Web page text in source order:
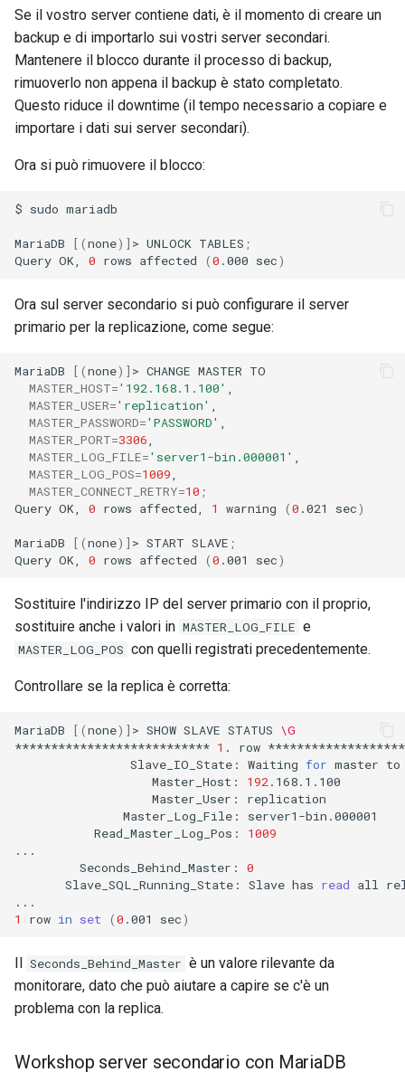
Se il vostro server contiene dati, è il momento di creare un
backup e di importarlo sui vostri server secondari.
Mantenere il blocco durante il processo di backup,
rimuoverlo non appena il backup è stato completato.
Questo riduce il downtime (il tempo necessario a copiare e
importare i dati sui server secondari).
Ora si può rimuovere il blocco:
$ sudo mariadb
MariaDB [(none)] > UNLOCK TABLES ;
Query OK, 0 rows affected (0 .000 sec)
Ora sul server secondario si può configurare il server
primario per la replicazione, come segue:
MariaDB [(none)] > CHANGE MASTER
MASTER_HOST='192.168.1.100'
MASTER_USER='replication'
MASTER_PASSWORD='PASSWORD'
MASTER_PORT=3306
MASTER_LOG_FILE='server1-bin.000001'
MASTER_LOG_POS=1009
MASTER_CONNECT_RETRY=10 ;
Query OK, 0 rows affected, 1 warning (0 .021 sec)
MariaDB [(none)] > START SLAVE ;
Query OK, 0 rows affected (0 .001 sec)
Sostituire l'indirizzo IP del server primario con il proprio,
sostituire anche i valori in MASTER_LOG_FILE e
MASTER_LOG_POS con quelli registrati precedentemente.
Controllare se la replica è corretta:
MariaDB [(none)] > SHOW SLAVE STATUS \G
*************************** 1 .
row
Slave_IO_State:
Waiting for master to
Master_Host:
192
Master_User:
Master_Log_File:
Read_Master_Log_Pos:
1009
Seconds_Behind_Master:
0
Slave_SQL_Running_State:
Slave has read all
1
row in set (0 .001 sec)
Il Seconds_Behind_Master è un valore rilevante da
monitorare, dato che può aiutare a capire se c'è un
problema con la replica.
Workshop server secondario con MariaDB